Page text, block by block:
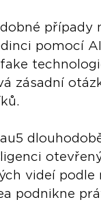
pomocí
zásadní
videí
podnikne